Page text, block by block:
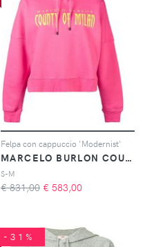
Felpa con cappuccio 'Modernist'
MARCELO BURLON COUNTY OF MILAN
S-M
€ 831,00 € 583,00
-31%